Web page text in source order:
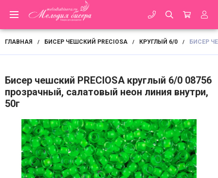
ГЛАВНАЯ / БИСЕР ЧЕШСКИЙ PRECIOSA / КРУГЛЫЙ 6/0 / БИСЕР
Бисер чешский PRECIOSA круглый 6/0 08756
прозрачный, салатовый неон линия внутри,
50г